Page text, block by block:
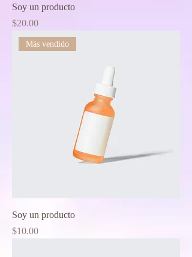
Soy un producto
Price
$20.00
Más vendido
Soy un producto
Price
$10.00